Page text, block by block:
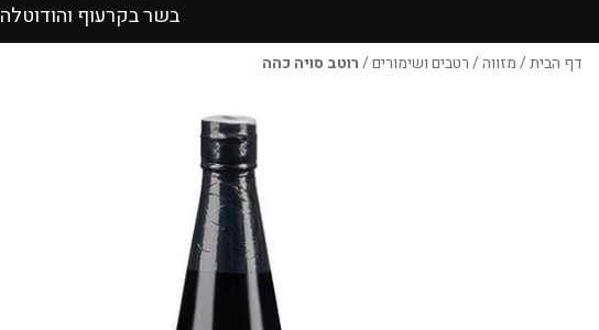
בשר בקרעוף והודוטלה
דף הבית/מזווה/רטבים ושימורים/רוטב סויה כהה